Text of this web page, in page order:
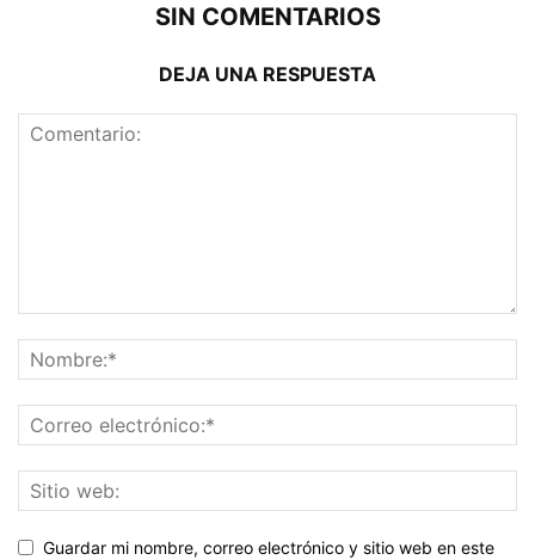
SIN COMENTARIOS
DEJA UNA RESPUESTA
Guardar mi nombre, correo electrónico y sitio web en este